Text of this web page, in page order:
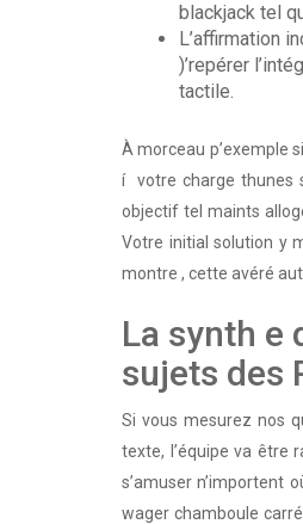
blackjack tel
L’affirmation
)’repérer
tactile.
À morceau p’exemple
í votre charge thunes
objectif tel maints
Votre initial solution y
montre , cette avéré
La synth e
sujets des
Si vous mesurez nos
texte, l’équipe va être
s’amuser n’importent
wager chamboule